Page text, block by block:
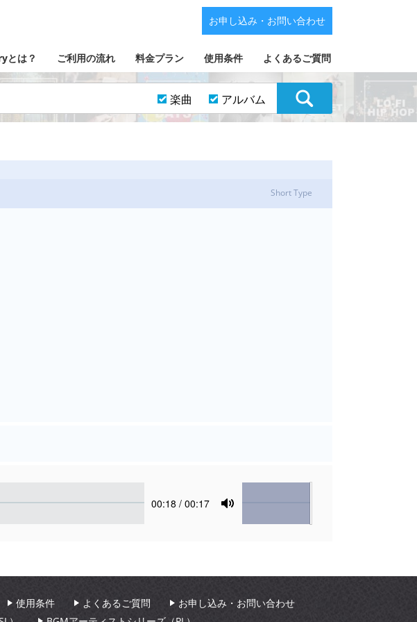
とは？ ご利用の流れ 料金プラン 使用条件 よくあるご質問
お申し込み・お問い合わせ
楽曲 アルバム
Short Type
Current
00:18 / 00:17
Mute
Volume
使用条件 よくあるご質問
お申し込み・お問い合わせ